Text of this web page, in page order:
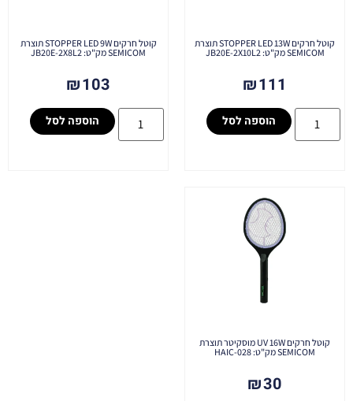
קוטל חרקים STOPPER LED 13W תוצרת
SEMICOM מק"ט: JB20E-2X10L2
₪111
הוספה לסל
קוטל חרקים STOPPER LED 9W תוצרת
SEMICOM מק"ט: JB20E-2X8L2
₪103
הוספה לסל
קוטל חרקים UV 16W מוסקיטר תוצרת
SEMICOM מק"ט: HAIC-028
₪30